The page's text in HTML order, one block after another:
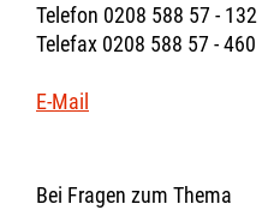
Telefon 0208 588 57 - 132
Telefax 0208 588 57 - 460
E-Mail
Bei Fragen zum Thema